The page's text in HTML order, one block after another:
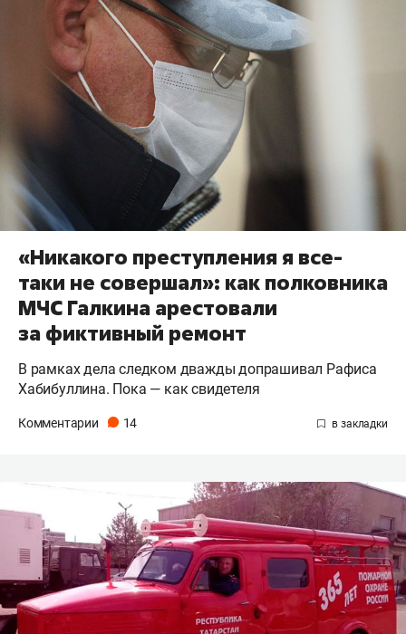
«Никакого преступления я все-
таки не совершал»: как полковника
МЧС Галкина арестовали
за фиктивный ремонт
В рамках дела следком дважды допрашивал Рафиса
Хабибуллина. Пока — как свидетеля
Комментарии 14